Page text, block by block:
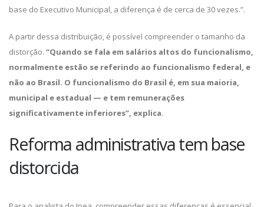
base do Executivo Municipal, a diferença é de cerca de 30 vezes.”.
A partir dessa distribuição, é possível compreender o tamanho da
distorção. “Quando se fala em salários altos do funcionalismo,
normalmente estão se referindo ao funcionalismo federal, e
não ao Brasil. O funcionalismo do Brasil é, em sua maioria,
municipal e estadual — e tem remunerações
significativamente inferiores”, explica.
Reforma administrativa tem base
distorcida